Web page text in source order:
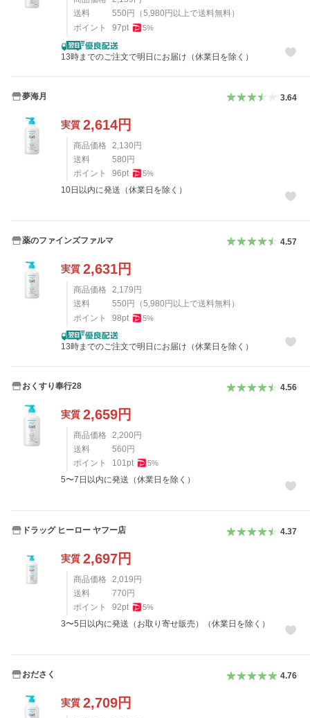
送料
550 円 （5,980 円以上で送料無料）
ポイント
97pt 5%
13時までのご注文で明日にお届け（休業日を除く）
夢海月 3.64
実質 2,614円
商品価格 2,130円
送料
580円
ポイント
96pt 5%
10日以内に発送（休業日を除く）
薬のファインズファルマ 4.57
実質 2,631円
商品価格 2,179円
送料
550円 （5,980円以上で送料無料）
ポイント
98pt 5%
13時までのご注文で明日にお届け（休業日を除く）
おくすり奉行28 4.56
実質 2,659円
商品価格 2,200 円
送料
560 円
ポイント
101pt 5%
5〜7日以内に発送（休業日を除く）
ドラッグ ヒーロー ヤフー店 4.37
実質 2,697円
商品価格 2,019 円
送料
770 円
ポイント
92pt 5%
3〜5日以内に発送（お取り寄せ販売）（休業日を除く）
おださく 4.76
実質 2,709円